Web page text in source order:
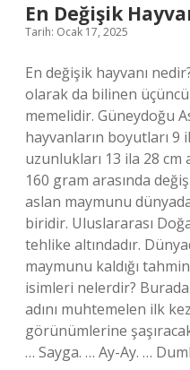
En Değişik
Tarih: Ocak 17, 2025
En değişik hayvanı
olarak da bilinen
memelidir. Güneydoğu
hayvanların boyutları 9
uzunlukları 13 ila 28 cm
160 gram arasında
aslan maymunu
biridir. Uluslararası
tehlike altındadır.
maymunu kaldığı
isimleri nelerdir?
adını muhtemelen ilk
görünümlerine
… Sayga. … Ay-Ay. …